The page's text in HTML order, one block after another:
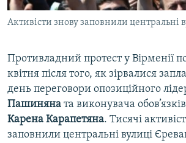
УКРАЇНСЬКА ПРОБЛЕМА КРИМУ
ІНФОГРАФІКА
ДОЛУЧАЙСЯ!
Активісти знову заповнили центральні
Противладний протест у Вірменії
квітня після того, як зірвалися
день переговори опозиційного
Пашиняна та виконувача
Карена Карапетяна. Тисячі
заповнили центральні вулиці